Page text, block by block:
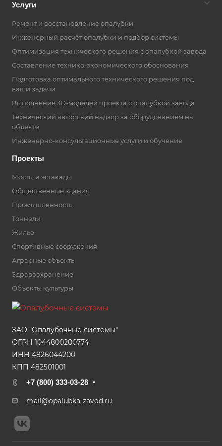
Услуги
Ремонт и восстановление опалубки
Инженерный расчёт опалубки и подбор системы
Оптимизация технического решения с опалубкой завода
Составление технико-экономического обоснования
Подготовка оптимального технического решения под
ваши задачи
Выполнение 3D-моделей проекта с опалубкой завода
Технический авторский надзор за оборудованием на
объекте
Инженерно-консультационные услуги и обучение
Проекты
Мосты и эстакады
Общественные здания
Промышленность
Тоннели
Жилье
Спортивные сооружения
Аграрные объекты
Здравоохранение
Объекты культуры
ЗАО "Опалубочные системы"
ОГРН 1044800200774
ИНН 4826044200
КПП 482501001
+7 (800) 333-03-28
mail@opalubka-zavod.ru